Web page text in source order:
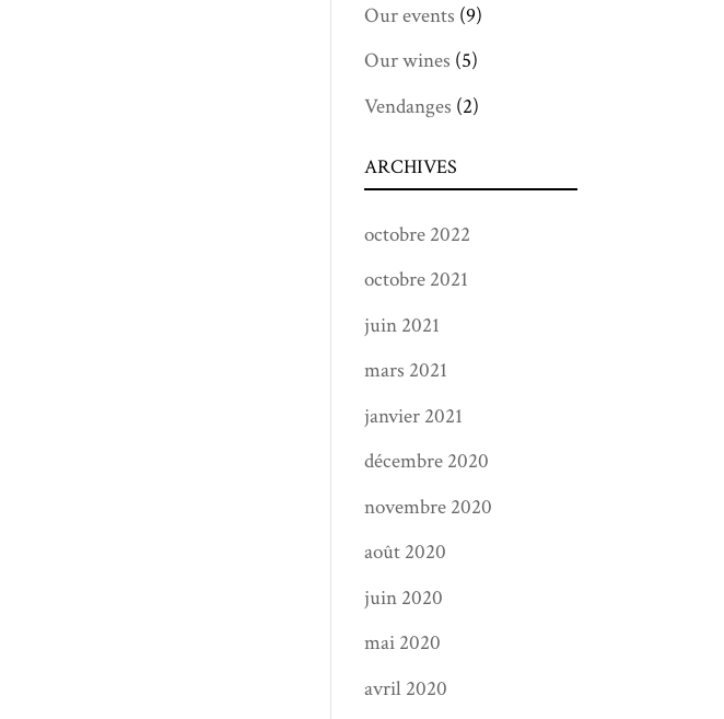
Our events (9)
Our wines (5)
Vendanges (2)
ARCHIVES
octobre 2022
octobre 2021
juin 2021
mars 2021
janvier 2021
décembre 2020
novembre 2020
août 2020
juin 2020
mai 2020
avril 2020